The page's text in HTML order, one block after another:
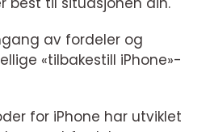
av fordeler og
«tilbakestill iPhone»-
for iPhone har utviklet